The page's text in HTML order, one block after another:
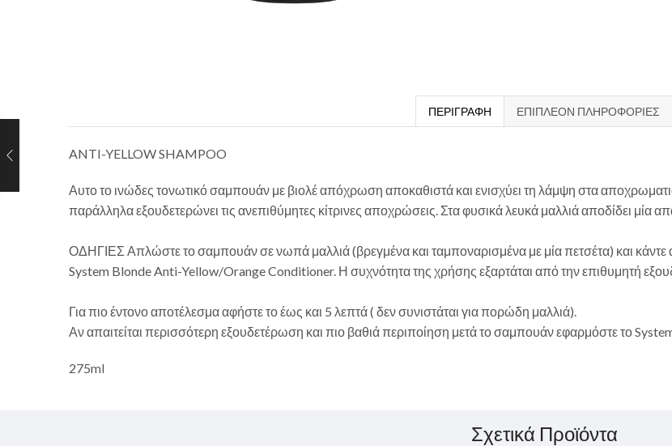
ΠΕΡΙΓΡΑΦΉ ΕΠΙΠΛΈΟΝ ΠΛΗΡΟΦΟΡΊΕΣ
ANTI-YELLOW SHAMPOO
Αυτο το ινώδες τονωτικό σαμπουάν με βιολέ απόχρωση αποκαθιστά και ενισχύει τη λάμψη στα
παράλληλα εξουδετερώνει τις ανεπιθύμητες κίτρινες αποχρώσεις. Στα φυσικά λευκά μαλλιά αποδίδει μία
ΟΔΗΓΙΕΣ Απλώστε το σαμπουάν σε νωπά μαλλιά (βρεγμένα και ταμποναρισμένα με μία πετσέτα) και κάντε
System Blonde Anti-Yellow/Orange Conditioner. Η συχνότητα της χρήσης εξαρτάται από την επιθυμητή
Για πιο έντονο αποτέλεσμα αφήστε το έως και 5 λεπτά ( δεν συνιστάται για πορώδη μαλλιά).
Αν απαιτείται περισσότερη εξουδετέρωση και πιο βαθιά περιποίηση μετά το σαμπουάν εφαρμόστε το
275ml
Σχετικά Προϊόντα